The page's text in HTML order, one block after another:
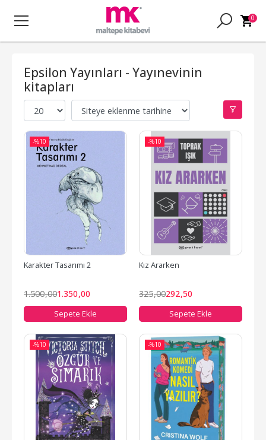
0
Epsilon Yayınları - Yayınevinin
kitapları
-%10
Karakter Tasarımı 2
1.500,001.350,00
Sepete Ekle
-%10
Kız Ararken
325,00292,50
Sepete Ekle
-%10 -%10